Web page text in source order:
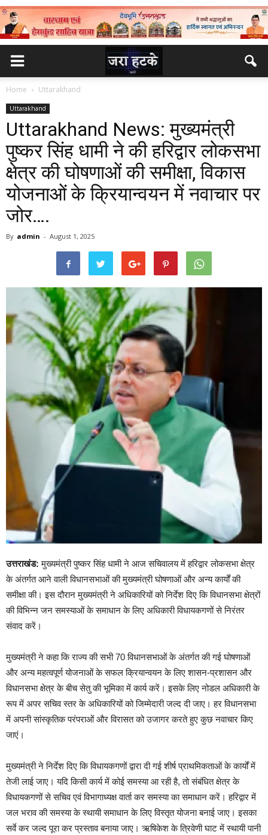
Home Uttarakhand
Uttarakhand
Uttarakhand News: मुख्यमंत्री
पुष्कर सिंह धामी ने की हरिद्वार लोकसभा
क्षेत्र की घोषणाओं की समीक्षा, विकास
योजनाओं के क्रियान्वयन में नवाचार पर
जोर….
By admin - August 1, 2025
उत्तराखंड: मुख्यमंत्री पुष्कर सिंह धामी ने आज सचिवालय में हरिद्वार लोकसभा क्षेत्र
के अंतर्गत आने वाली विधानसभाओं की मुख्यमंत्री घोषणाओं और अन्य कार्यों की
समीक्षा की। इस दौरान मुख्यमंत्री ने अधिकारियों को निर्देश दिए कि विधानसभा क्षेत्रों
की विभिन्न जन समस्याओं के समाधान के लिए अधिकारी विधायकगणों से निरंतर
संवाद करें।
मुख्यमंत्री ने कहा कि राज्य की सभी 70 विधानसभाओं के अंतर्गत की गई घोषणाओं
और अन्य महत्वपूर्ण योजनाओं के सफल क्रियान्वयन के लिए शासन-प्रशासन और
विधानसभा क्षेत्र के बीच सेतु की भूमिका में कार्य करें। इसके लिए नोडल अधिकारी के
रूप में अपर सचिव स्तर के अधिकारियों को जिम्मेदारी जल्द दी जाए। हर विधानसभा
में अपनी सांस्कृतिक परंपराओं और विरासत को उजागर करते हुए कुछ नवाचार किए
जाएं।
मुख्यमंत्री ने निर्देश दिए कि विधायकगणों द्वारा दी गई शीर्ष प्राथमिकताओं के कार्यों में
तेजी लाई जाए। यदि किसी कार्य में कोई समस्या आ रही है, तो संबंधित क्षेत्र के
विधायकगणों से सचिव एवं विभागाध्यक्ष वार्ता कर समस्या का समाधान करें। हरिद्वार में
जल भराव की समस्या के स्थायी समाधान के लिए विस्तृत योजना बनाई जाए। इसका
सर्वे कर जल्द पूरा कर प्रस्ताव बनाया जाए। ऋषिकेश के त्रिवेणी घाट में स्थायी पानी